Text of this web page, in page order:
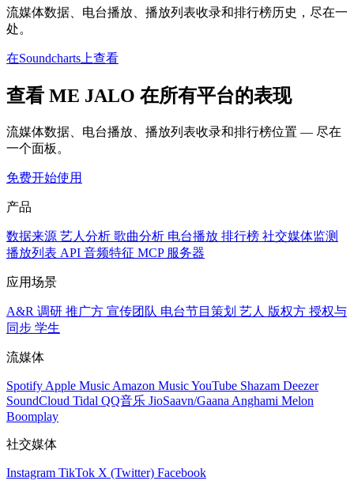
流媒体数据、电台播放、播放列表收录和排行榜历史，尽在一
处。
在Soundcharts上查看
查看 ME JALO 在所有平台的表现
流媒体数据、电台播放、播放列表收录和排行榜位置 — 尽在
一个面板。
免费开始使用
产品
数据来源 艺人分析 歌曲分析 电台播放 排行榜 社交媒体监测
播放列表 API 音频特征 MCP 服务器
应用场景
A&R 调研 推广方 宣传团队 电台节目策划 艺人 版权方 授权与
同步 学生
流媒体
Spotify Apple Music Amazon MusicYouTube Shazam Deezer
SoundCloud Tidal QQ音乐 JioSaavn/Gaana Anghami Melon
Boomplay
社交媒体
Instagram TikTok X (Twitter) Facebook